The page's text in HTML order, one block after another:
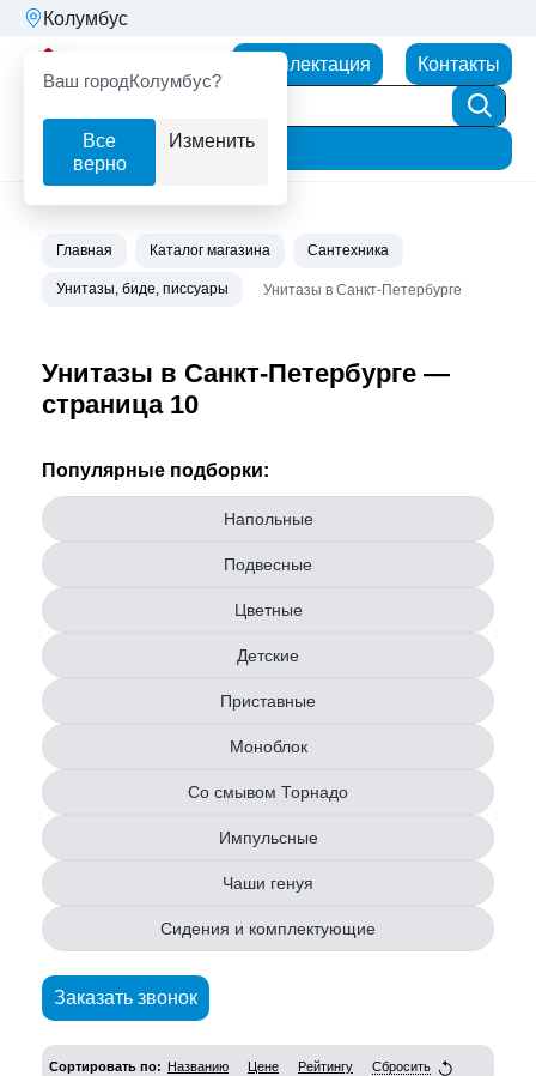
Колумбус
Ваш городКолумбус?
Все
верно
Изменить
Комплектация Контакты
Фильтр
Главная Каталог магазина Сантехника
Унитазы, биде, писсуары Унитазы в Санкт-Петербурге
Унитазы в Санкт-Петербурге —
страница 10
Популярные подборки:
Напольные
Подвесные
Цветные
Детские
Приставные
Моноблок
Со смывом Торнадо
Импульсные
Чаши генуя
Сидения и комплектующие
Заказать звонок
Сортировать по: Названию Цене Рейтингу Сбросить